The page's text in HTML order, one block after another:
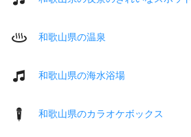
和歌山県の温泉
和歌山県の海水浴場
和歌山県のカラオケボックス